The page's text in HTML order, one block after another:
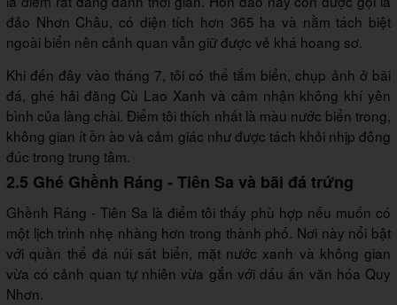
đảo Nhơn Châu, có diện tích hơn 365 ha và nằm tách biệt
ngoài biển nên cảnh quan vẫn giữ được vẻ khá hoang sơ.
Khi đến đây vào tháng 7, tôi có thể tắm biển, chụp ảnh ở bãi
đá, ghé hải đăng Cù Lao Xanh và cảm nhận không khí yên
bình của làng chài. Điểm tôi thích nhất là màu nước biển trong,
không gian ít ồn ào và cảm giác như được tách khỏi nhịp đông
đúc trong trung tâm.
2.5 Ghé Ghềnh Ráng - Tiên Sa và bãi đá trứng
Ghềnh Ráng - Tiên Sa là điểm tôi thấy phù hợp nếu muốn có
một lịch trình nhẹ nhàng hơn trong thành phố. Nơi này nổi bật
với quần thể đá núi sát biển, mặt nước xanh và không gian
vừa có cảnh quan tự nhiên vừa gắn với dấu ấn văn hóa Quy
Nhơn.